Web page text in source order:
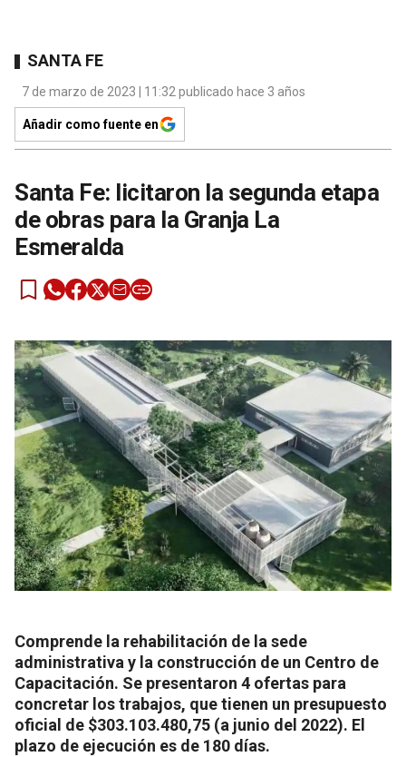
SANTA FE
7 de marzo de 2023 | 11:32 publicado hace 3 años
Añadir como fuente en
Santa Fe: licitaron la segunda etapa
de obras para la Granja La
Esmeralda
Comprende la rehabilitación de la sede
administrativa y la construcción de un Centro de
Capacitación. Se presentaron 4 ofertas para
concretar los trabajos, que tienen un presupuesto
oficial de $303.103.480,75 (a junio del 2022). El
plazo de ejecución es de 180 días.